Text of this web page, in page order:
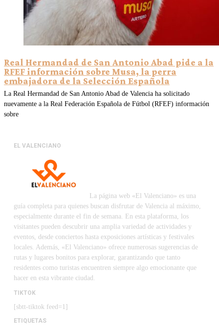
Real Hermandad de San Antonio Abad pide a la
RFEF información sobre Musa, la perra
embajadora de la Selección Española
La Real Hermandad de San Antonio Abad de Valencia ha solicitado
nuevamente a la Real Federación Española de Fútbol (RFEF) información
sobre
EL VALENCIANO
La página web «El Valenciano» es una
guía completa para quienes buscan disfrutar de Valencia al máximo,
especialmente durante el fin de semana. En esta plataforma, los
visitantes pueden descubrir una amplia variedad de actividades y
eventos, desde conciertos hasta exposiciones artísticas y festivales
locales. Además, «El Valenciano» ofrece numerosas sugerencias de
rutas y lugares bonitos para explorar, garantizando que tanto
residentes como turistas encuentren siempre algo emocionante que
hacer en esta vibrante ciudad.
TIKTOK
[sbtt-tiktok feed=1]
ETIQUETAS